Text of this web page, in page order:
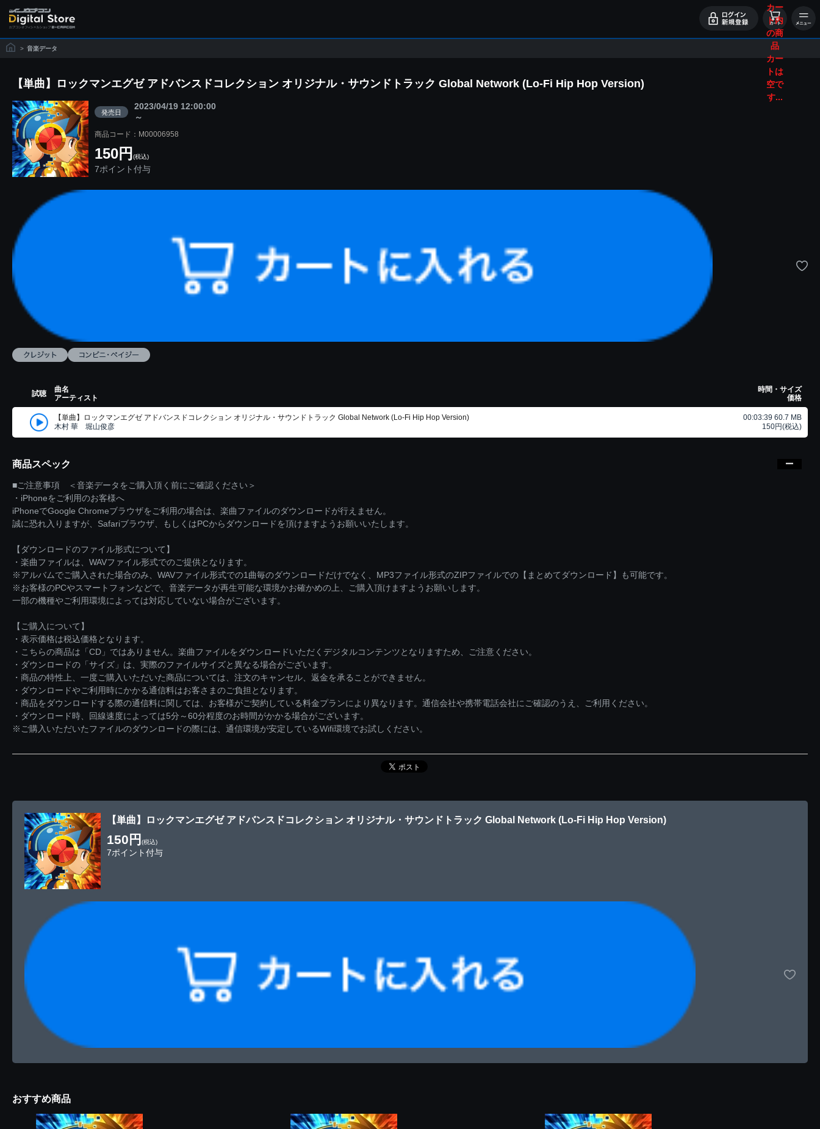
カー
ト内
の商
品
カー
トは
空で
す...
> 音楽データ
【単曲】ロックマンエグゼ アドバンスドコレクション オリジナル・サウンドトラック Global Network (Lo-Fi Hip Hop Version)
発売日
2023/04/19 12:00:00
～
商品コード：M00006958
150円 (税込)
7ポイント付与
試聴
曲名
アーティスト
時間・サイズ
価格
【単曲】ロックマンエグゼ アドバンスドコレクション オリジナル・サウンドトラック Global Network (Lo-Fi Hip Hop Version)
木村 華 堀山俊彦
00:03:39 60.7 MB
150円(税込)
商品スペック
■ご注意事項 ＜音楽データをご購入頂く前にご確認ください＞
・iPhoneをご利用のお客様へ
iPhoneでGoogle Chromeブラウザをご利用の場合は、楽曲ファイルのダウンロードが行えません。
誠に恐れ入りますが、Safariブラウザ、もしくはPCからダウンロードを頂けますようお願いいたします。
【ダウンロードのファイル形式について】
・楽曲ファイルは、WAVファイル形式でのご提供となります。
※アルバムでご購入された場合のみ、WAVファイル形式での1曲毎のダウンロードだけでなく、MP3ファイル形式のZIPファイルでの【まとめてダウンロード】も可能です。
※お客様のPCやスマートフォンなどで、音楽データが再生可能な環境かお確かめの上、ご購入頂けますようお願いします。
一部の機種やご利用環境によっては対応していない場合がございます。
【ご購入について】
・表示価格は税込価格となります。
・こちらの商品は「CD」ではありません。楽曲ファイルをダウンロードいただくデジタルコンテンツとなりますため、ご注意ください。
・ダウンロードの「サイズ」は、実際のファイルサイズと異なる場合がございます。
・商品の特性上、一度ご購入いただいた商品については、注文のキャンセル、返金を承ることができません。
・ダウンロードやご利用時にかかる通信料はお客さまのご負担となります。
・商品をダウンロードする際の通信料に関しては、お客様がご契約している料金プランにより異なります。通信会社や携帯電話会社にご確認のうえ、ご利用ください。
・ダウンロード時、回線速度によっては5分～60分程度のお時間がかかる場合がございます。
※ご購入いただいたファイルのダウンロードの際には、通信環境が安定しているWifi環境でお試しください。
【単曲】ロックマンエグゼ アドバンスドコレクション オリジナル・サウンドトラック Global Network (Lo-Fi Hip Hop Version)
150円 (税込)
7ポイント付与
おすすめ商品